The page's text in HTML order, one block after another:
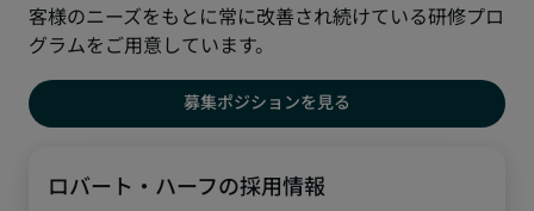
募集ポジションを見る
客様のニーズをもとに常に改善され続けている研修プロ
グラムをご用意しています。